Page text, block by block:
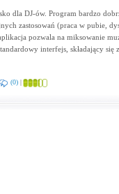
dla DJ-ów. Program bardzo
zastosowań (praca w pubie,
pozwala na miksowanie
interfejs, składający się
(0)|